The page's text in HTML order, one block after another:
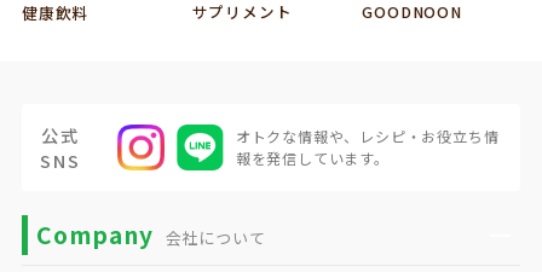
健康飲料 サプリメント GOODNOON
公式
SNS
オトクな情報や、
レシピ・お役立ち情
報を発信しています。
Company 会社について